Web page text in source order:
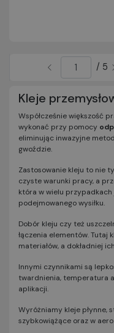
/ 5
Kleje
Współcześnie większość
wykonać przy pomocy
eliminując inwazyjne
gwoździe.
Zastosowanie kleju to nie
czyste warunki pracy, a
która w wielu
podejmowanego wysiłku.
Dobór kleju czy też
łączenia elementów. Tutaj
materiałów, a dokładniej ich
Innymi czynnikami są
twardnienia, temperatura
aplikacji.
Wyróżniamy kleje płynne,
szybkowiążące oraz w